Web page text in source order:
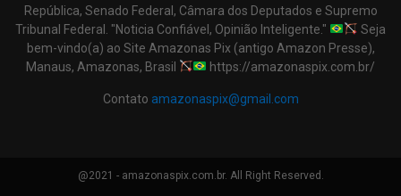
República, Senado Federal, Câmara dos Deputados e Supremo
Tribunal Federal. "Noticia Confiável, Opinião Inteligente."
Seja
bem-vindo(a) ao Site Amazonas Pix (antigo Amazon Presse),
Manaus, Amazonas, Brasil
https://amazonaspix.com.br/
Contato amazonaspix@gmail.com
@2021 - amazonaspix.com.br. All Right Reserved.